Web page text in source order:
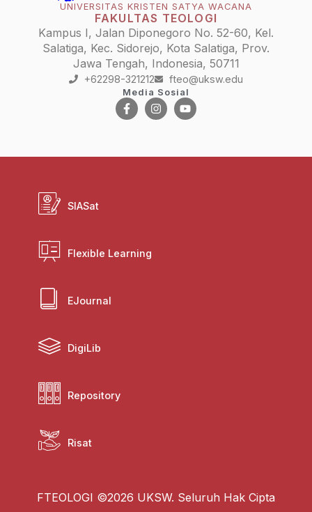
UNIVERSITAS KRISTEN SATYA WACANA
FAKULTAS TEOLOGI
Kampus I, Jalan Diponegoro No. 52-60, Kel.
Salatiga, Kec. Sidorejo, Kota Salatiga, Prov.
Jawa Tengah, Indonesia, 50711
+62298-321212 fteo@uksw.edu
Media Sosial
SIASat
Flexible Learning
EJournal
DigiLib
Repository
Risat
FTEOLOGI ©2026 UKSW. Seluruh Hak Cipta